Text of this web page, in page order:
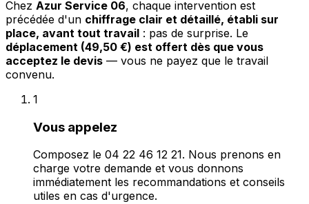
Chez Azur Service 06, chaque intervention est
précédée d'un chiffrage clair et détaillé, établi sur
place, avant tout travail : pas de surprise. Le
déplacement (49,50 €) est offert dès que vous
acceptez le devis — vous ne payez que le travail
convenu.
1
Vous appelez
Composez le 04 22 46 12 21. Nous prenons en
charge votre demande et vous donnons
immédiatement les recommandations et conseils
utiles en cas d'urgence.